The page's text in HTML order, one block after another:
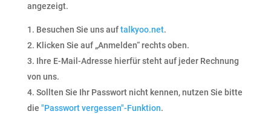
angezeigt.
Besuchen Sie uns auftalkyoo.net.
Klicken Sie auf „Anmelden“ rechts oben.
Ihre E-Mail-Adresse hierfür steht auf jeder Rechnung
von uns.
Sollten Sie Ihr Passwort nicht kennen, nutzen Sie bitte
die "Passwort vergessen"-Funktion.